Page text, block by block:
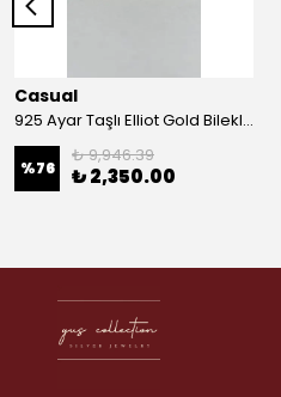
Casual
925 Ayar Taşlı Elliot Gold Bileklik
%76
₺ 9,946.39
₺ 2,350.00